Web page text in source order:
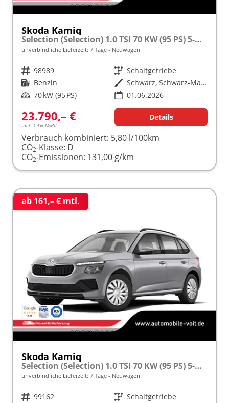
Skoda Kamiq
Selection (Selection) 1.0 TSI 70 KW (95 PS) 5-Gang Schaltgetriebe
unverbindliche Lieferzeit: 7 Tage Neuwagen
Fahrzeugnr. 98989 Getriebe Schaltgetriebe
Kraftstoff Benzin Außenfarbe
Schwarz, Schwarz-Magic Perleffekt (1Z)
Leistung 70 kW (95 PS) 01.06.2026
23.790,– €
incl. 19% MwSt.
Details
Verbrauch kombiniert: 5,80 l/100km
CO2-Klasse: D
CO2-Emissionen: 131,00 g/km
ab 161,– € mtl.
Skoda Kamiq
Selection (Selection) 1.0 TSI 70 KW (95 PS) 5-Gang Schaltgetriebe
unverbindliche Lieferzeit: 7 Tage Neuwagen
Fahrzeugnr. 99162 Getriebe Schaltgetriebe